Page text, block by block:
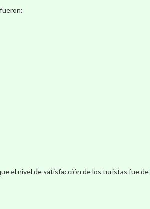
el nivel de satisfacción de los turistas fue de